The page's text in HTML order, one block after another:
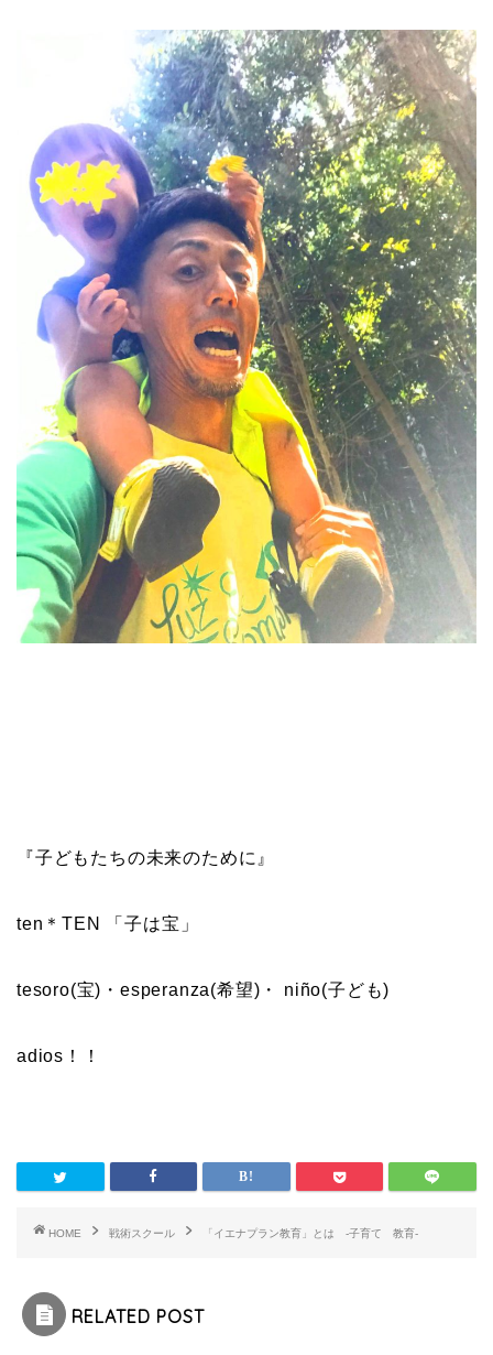
『子どもたちの未来のために』
ten＊TEN 「子は宝」
tesoro(宝)・esperanza(希望)・ niño(子ども)
adios！！
HOME 戦術スクール 「イエナプラン教育」とは -子育て 教育-
RELATED POST